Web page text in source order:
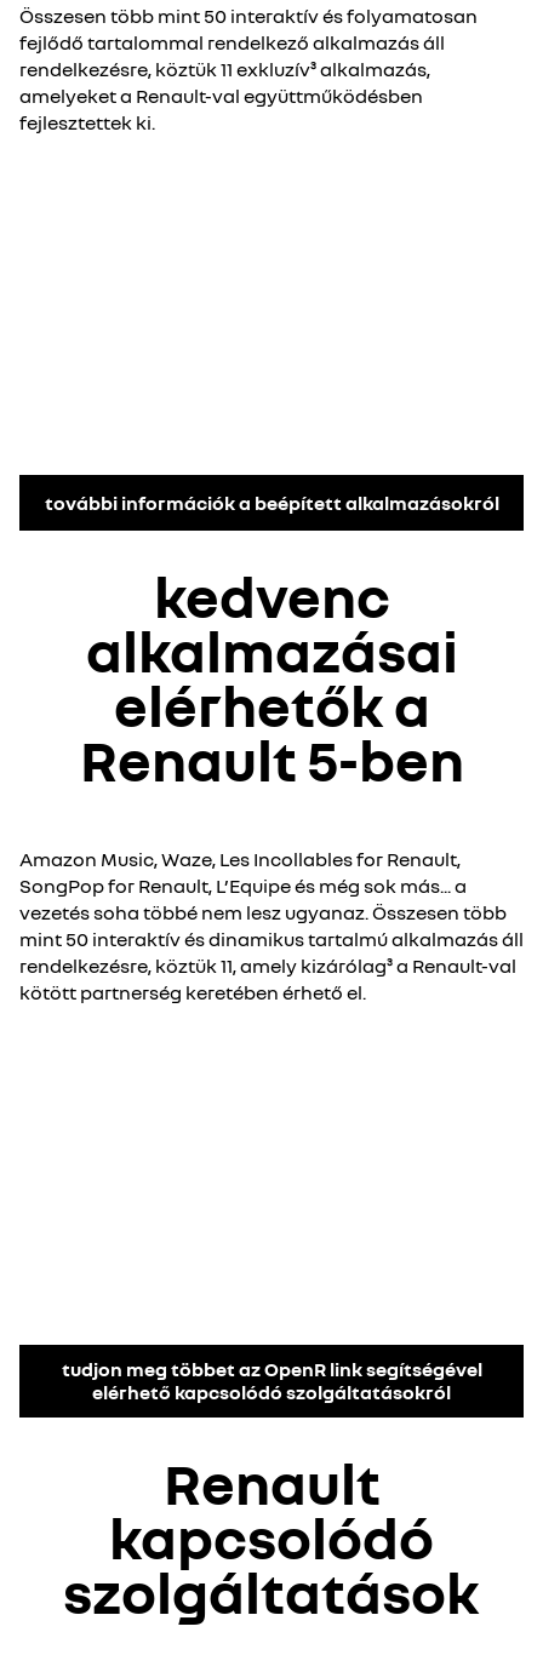
Összesen több mint 50 interaktív és folyamatosan
fejlődő tartalommal rendelkező alkalmazás áll
rendelkezésre, köztük 11 exkluzív³ alkalmazás,
amelyeket a Renault-val együttműködésben
fejlesztettek ki.
további információk a beépített alkalmazásokról
kedvenc
alkalmazásai
elérhetők a
Renault 5-ben
Amazon Music, Waze, Les Incollables for Renault,
SongPop for Renault, L’Equipe és még sok más... a
vezetés soha többé nem lesz ugyanaz. Összesen több
mint 50 interaktív és dinamikus tartalmú alkalmazás áll
rendelkezésre, köztük 11, amely kizárólag³ a Renault-val
kötött partnerség keretében érhető el.
tudjon meg többet az OpenR link segítségével
elérhető kapcsolódó szolgáltatásokról
Renault
kapcsolódó
szolgáltatások